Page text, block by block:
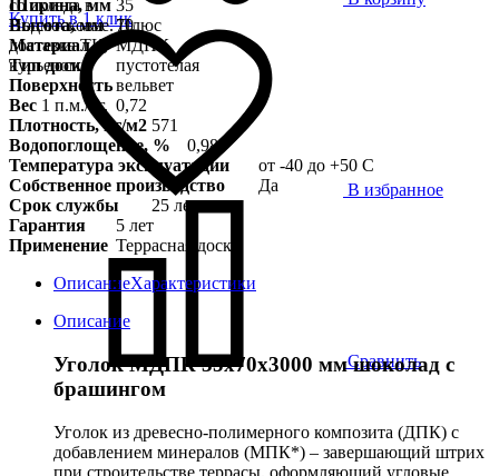
со склада в
Подмосковье. Плюс
доставка ТК,
курьером
Купить в 1 клик
В избранное
Сравнить
Ширина, мм 35
Высота, мм
70
Материал
МДПК
Тип доски
пустотелая
Поверхностьвельвет
Вес 1 п.м./кг. 0,72
Плотность, кг/м2 571
Водопоглощение, %
0,98
Температура эксплуатации
от -40 до +50 С
Собственное производство
Да
Срок службы
25 лет
Гарантия
5 лет
Применение Террасная доска
ОписаниеХарактеристики
Описание
Уголок МДПК 35x70х3000 мм шоколад с
брашингом
Уголок из древесно-полимерного композита (ДПК) с
добавлением минералов (МПК*) – завершающий штрих
при строительстве террасы, оформляющий угловые